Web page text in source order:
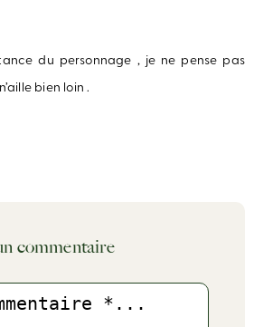
du personnage , je ne pense pas
bien loin .
commentaire